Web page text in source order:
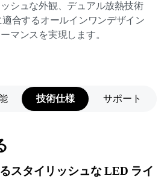
シュな外観、デュアル放熱技術
合するオールインワンデザイン
マンスを実現します。
技術仕様 サポート
スタイリッシュな LED ライ